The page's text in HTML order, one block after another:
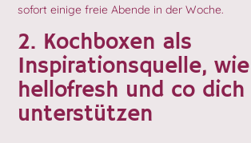
sofort einige freie Abende in der Woche.
2. Kochboxen als
Inspirationsquelle,
hellofresh und co dich
unterstützen